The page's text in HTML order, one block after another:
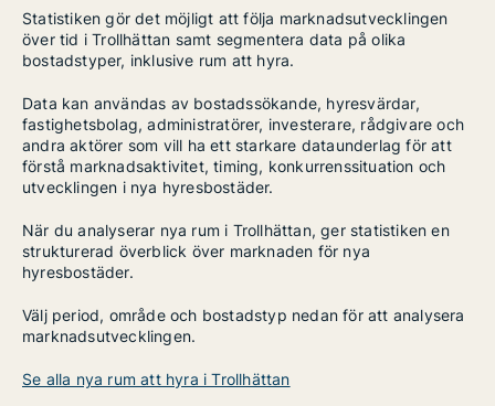
Statistiken gör det möjligt att följa marknadsutvecklingen
över tid i Trollhättan samt segmentera data på olika
bostadstyper, inklusive rum att hyra.
Data kan användas av bostadssökande, hyresvärdar,
fastighetsbolag, administratörer, investerare, rådgivare och
andra aktörer som vill ha ett starkare dataunderlag för att
förstå marknadsaktivitet, timing, konkurrenssituation och
utvecklingen i nya hyresbostäder.
När du analyserar nya rum i Trollhättan, ger statistiken en
strukturerad överblick över marknaden för nya
hyresbostäder.
Välj period, område och bostadstyp nedan för att analysera
marknadsutvecklingen.
Se alla nya rum att hyra i Trollhättan